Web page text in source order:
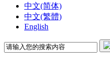
中文(简体)
中文(繁體)
English